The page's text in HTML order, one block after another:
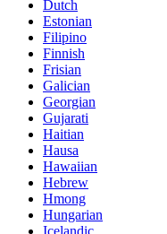
Dutch
Estonian
Filipino
Finnish
Frisian
Galician
Georgian
Gujarati
Haitian
Hausa
Hawaiian
Hebrew
Hmong
Hungarian
Icelandic